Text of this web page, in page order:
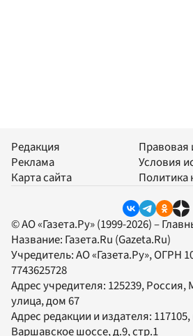
Редакция
Реклама
Карта сайта
Условия
Политика
© АО «Газета.Ру» (1999-2026) –
Название: Газета.Ru (Gazeta.Ru)
Учредитель:АО «Газета.Ру», ОГРН
7743625728
Адрес учредителя: 125239, Россия,
улица, дом 67
Адрес редакции и издателя: 117105,
Варшавское шоссе, д.9, стр.1